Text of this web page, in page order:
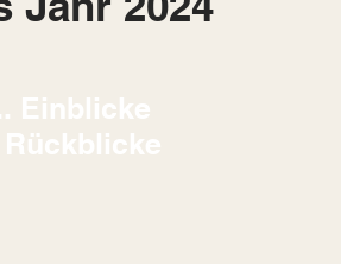
Einblicke
Rückblicke